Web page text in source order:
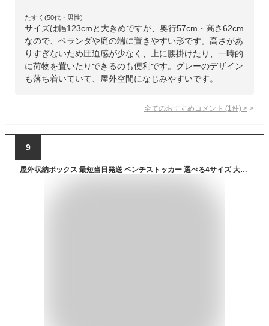
たすく(50代・男性)
サイズは幅123cmと大きめですが、奥行57cm・高さ62cm
なので、ベランダや庭の端に置きやすい形です。高さがあ
りすぎないため圧迫感が少なく、上に腰掛けたり、一時的
に荷物を置いたりできるのも便利です。グレーのデザイン
も落ち着いていて、屋外空間になじみやすいです。
全てのおすすめコメント (1 件) >
9
屋外収納ボックス 最短当日発送 ベンチストッカー 選べる4サイズ 大容量 防水 防塵 アルミ・カラー製鋼 庭 ベランダ 物置 収納ベンチ 組立簡単 ガーデン用品の整理に シリーズ7 GEOGRACE